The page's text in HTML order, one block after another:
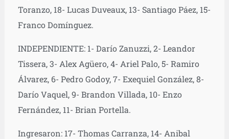
Toranzo, 18- Lucas Duveaux, 13- Santiago Páez, 15-
Franco Domínguez.
INDEPENDIENTE: 1- Darío Zanuzzi, 2- Leandor
Tissera, 3- Alex Agüero, 4- Ariel Palo, 5- Ramiro
Álvarez, 6- Pedro Godoy, 7- Exequiel González, 8-
Darío Vaquel, 9- Brandon Villada, 10- Enzo
Fernández, 11- Brian Portella.
Ingresaron: 17- Thomas Carranza, 14- Anibal